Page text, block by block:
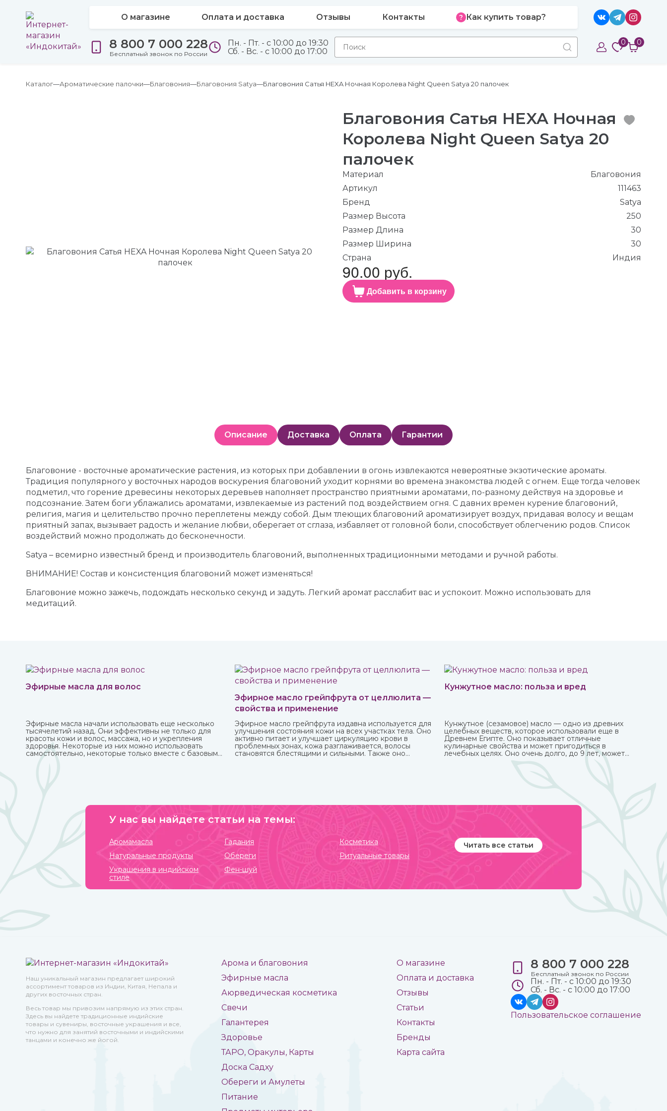
О магазине Оплата и доставка Отзывы Контакты Как купить товар?
8 800 7 000 228
Бесплатный звонок по России
Пн. - Пт. - с 10:00 до 19:30
Сб. - Вс. - с 10:00 до 17:00
0 0
Каталог Ароматические палочки Благовония Благовония Satya Благовония Сатья HEXA Ночная Королева Night Queen Satya 20 палочек
Благовония Сатья HEXA Ночная
Королева Night Queen Satya 20
палочек
Материал
Благовония
Артикул
111463
Бренд
Satya
Размер Высота
250
Размер Длина
30
Размер Ширина
30
Страна
Индия
90.00 руб.
Добавить в корзину
Описание Доставка Оплата Гарантии
Благовоние - восточные ароматические растения, из которых при добавлении в огонь извлекаются невероятные экзотические ароматы.
Традиция популярного у восточных народов воскурения благовоний уходит корнями во времена знакомства людей с огнем. Еще тогда человек
подметил, что горение древесины некоторых деревьев наполняет пространство приятными ароматами, по-разному действуя на здоровье и
подсознание. Затем боги ублажались ароматами, извлекаемые из растений под воздействием огня. С давних времен курение благовоний,
религия, магия и целительство прочно переплетены между собой. Дым тлеющих благовоний ароматизирует воздух, придавая волосу и вещам
приятный запах, вызывает радость и желание любви, оберегает от сглаза, избавляет от головной боли, способствует облегчению родов. Список
воздействий можно продолжать до бесконечности.
Satya – всемирно известный бренд и производитель благовоний, выполненных традиционными методами и ручной работы.
ВНИМАНИЕ! Состав и консистенция благовоний может изменяться!
Благовоние можно зажечь, подождать несколько секунд и задуть. Легкий аромат расслабит вас и успокоит. Можно использовать для
медитаций.
Эфирные масла для волос
Эфирные масла начали использовать еще несколько
тысячелетий назад. Они эффективны не только для
красоты кожи и волос, массажа, но и укрепления
здоровья. Некоторые из них можно использовать
самостоятельно, некоторые только вместе с базовым
маслом из-за весьма агрессивного действия. Купите
любые эфирные масла в интернет-магазине
ИндоКитай.
Эфирное масло грейпфрута от целлюлита —
свойства и применение
Эфирное масло грейпфрута издавна используется для
улучшения состояния кожи на всех участках тела. Оно
активно питает и улучшает циркуляцию крови в
проблемных зонах, кожа разглаживается, волосы
становятся блестящими и сильными. Также оно
Кунжутное масло: польза и вред
Кунжутное (сезамовое) масло — одно из древних
целебных веществ, которое использовали еще в
Древнем Египте. Оно показывает отличные
кулинарные свойства и может пригодиться в
лечебных целях. Оно очень долго, до 9 лет, может
храниться без потери ценных качеств.
У нас вы найдете статьи на темы:
Аромамасла Гадания
Косметика
Натуральные продукты
Обереги
Ритуальные товары
Украшения в индийском
стиле
Фен-шуй
Читать все статьи
Наш уникальный магазин предлагает широкий
ассортимент товаров из Индии, Китая, Непала и
других восточных стран.
Весь товар мы привозим напрямую из этих стран.
Здесь вы найдете традиционные индийские
товары и сувениры, восточные украшения и все,
что нужно для занятий восточными и индийскими
танцами и конечно же йогой.
Арома и благовония
Эфирные масла
Аюрведическая косметика
Свечи
Галантерея
Здоровье
ТАРО, Оракулы, Карты
Доска Садху
Обереги и Амулеты
Питание
О магазине
Оплата и доставка
Отзывы
Статьи
Контакты
Бренды
Карта сайта
8 800 7 000 228
Бесплатный звонок по России
Пн. - Пт. - с 10:00 до 19:30
Сб. - Вс. - с 10:00 до 17:00
Пользовательское соглашение